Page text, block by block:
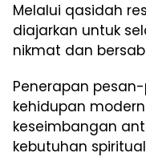
Melalui qasidah
diajarkan untuk
nikmat dan
Penerapan
kehidupan
keseimbangan
kebutuhan